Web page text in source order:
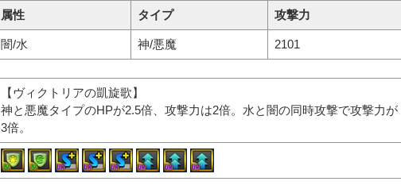
属性 タイプ 攻撃力
闇/水 神/悪魔 2101
【ヴィクトリアの凱旋歌】
神と悪魔タイプのHPが2.5倍、攻撃力は2倍。水と闇の同時攻撃で攻撃力が
3倍。